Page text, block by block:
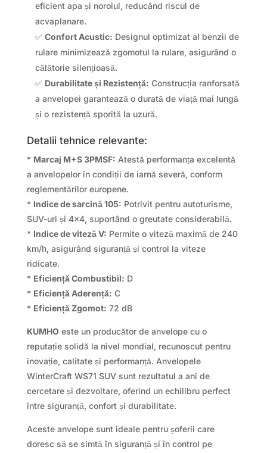
eficient apa și noroiul, reducând riscul de
acvaplanare.
✅ Confort Acustic: Designul optimizat al benzii de
rulare minimizează zgomotul la rulare, asigurând o
călătorie silențioasă.
✅ Durabilitate și Rezistență: Construcția ranforsată
a anvelopei garantează o durată de viață mai lungă
și o rezistență sporită la uzură.
Detalii tehnice relevante:
* Marcaj M+S 3PMSF: Atestă performanța excelentă
a anvelopelor în condiții de iarnă severă, conform
reglementărilor europene.
* Indice de sarcină 105: Potrivit pentru autoturisme,
SUV-uri și 4×4, suportând o greutate considerabilă.
* Indice de viteză V: Permite o viteză maximă de 240
km/h, asigurând siguranță și control la viteze
ridicate.
* Eficiență Combustibil: D
* Eficiență Aderență: C
* Eficiență Zgomot: 72 dB
KUMHO este un producător de anvelope cu o
reputație solidă la nivel mondial, recunoscut pentru
inovație, calitate și performanță. Anvelopele
WinterCraft WS71 SUV sunt rezultatul a ani de
cercetare și dezvoltare, oferind un echilibru perfect
între siguranță, confort și durabilitate.
Aceste anvelope sunt ideale pentru șoferii care
doresc să se simtă în siguranță și în control pe